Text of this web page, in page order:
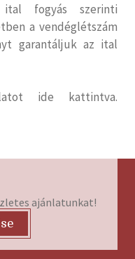
fogyás szerinti
a vendéglétszám
garantáljuk az ital
ide kattintva.
ajánlatunkat!